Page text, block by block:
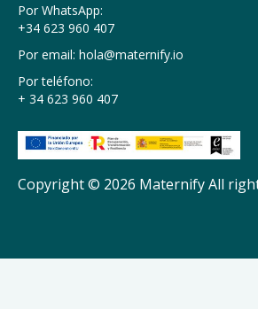
Por WhatsApp:
+34 623 960 407
Por email: hola@maternify.io
Por teléfono:
+ 34 623 960 407
Copyright © 2026 Maternify All